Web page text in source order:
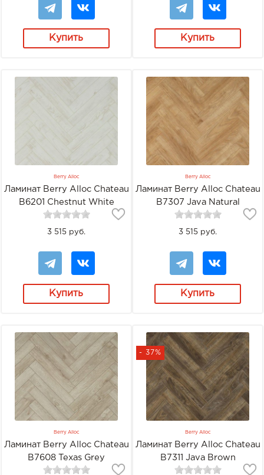
Купить Купить
Berry Alloc
Ламинат Berry Alloc Chateau
B6201 Chestnut White
3 515 руб.
Купить
Berry Alloc
Ламинат Berry Alloc Chateau
B7307 Java Natural
3 515 руб.
Купить
Berry Alloc
Ламинат Berry Alloc Chateau
B7608 Texas Grey
- 37%
Berry Alloc
Ламинат Berry Alloc Chateau
B7311 Java Brown